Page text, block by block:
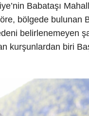
Babataşı
bölgede bulunan
belirlenemeyen
kurşunlardan biri